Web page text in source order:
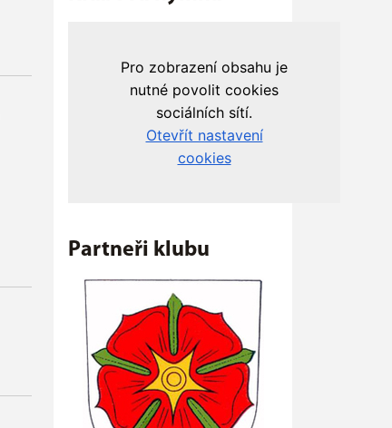
Google -
Arama
Motoru
WikiPedia -
Özgür
Ansiklopedi
Web
THEJRC.ORG
- Bahis Sitesi
Web
Partneři klubu